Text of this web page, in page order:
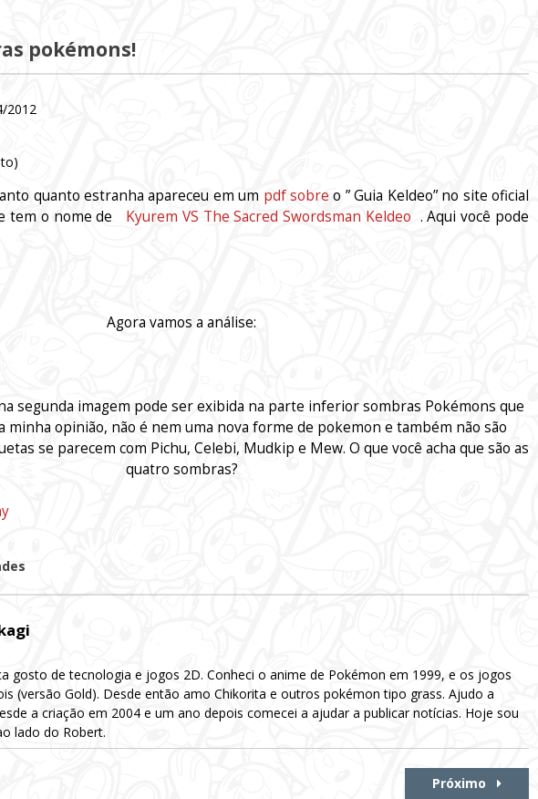
pokémons!
2012
quanto estranha apareceu em um pdf sobre o ”Guia Keldeo” no site oficial
tem o nome de Kyurem VS The Sacred Swordsman Keldeo .Aqui você pode
Agora vamos a análise:
segunda imagem pode ser exibida na parte inferior sombras Pokémons que
minha opinião, não é nem uma nova forme de pokemon e também não são
se parecem com Pichu, Celebi, Mudkip e Mew. O que você acha que são as
quatro sombras?
gosto de tecnologia e jogos 2D. Conheci o anime de Pokémon em 1999, e os jogos
(versão Gold). Desde então amo Chikorita e outros pokémon tipo grass. Ajudo a
a criação em 2004 e um ano depois comecei a ajudar a publicar notícias. Hoje sou
lado do Robert.
Próximo